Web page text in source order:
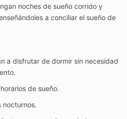
noches de sueño corrido y
a conciliar el sueño de
a disfrutar de dormir sin necesidad
de sueño.
nocturnos.